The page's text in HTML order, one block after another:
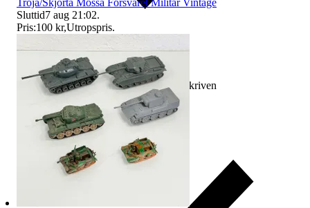
Ersättning om varan inte är som beskriven
Tröja/Skjorta Mössa Försvaret Militär Vintage
Sluttid7 aug 21:02.
Pris:100 kr,Utropspris.